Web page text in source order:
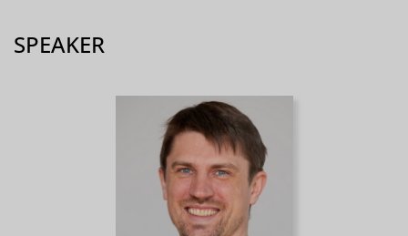
SPEAKER